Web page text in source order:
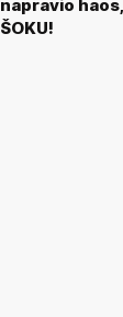
napravio
ŠOKU!